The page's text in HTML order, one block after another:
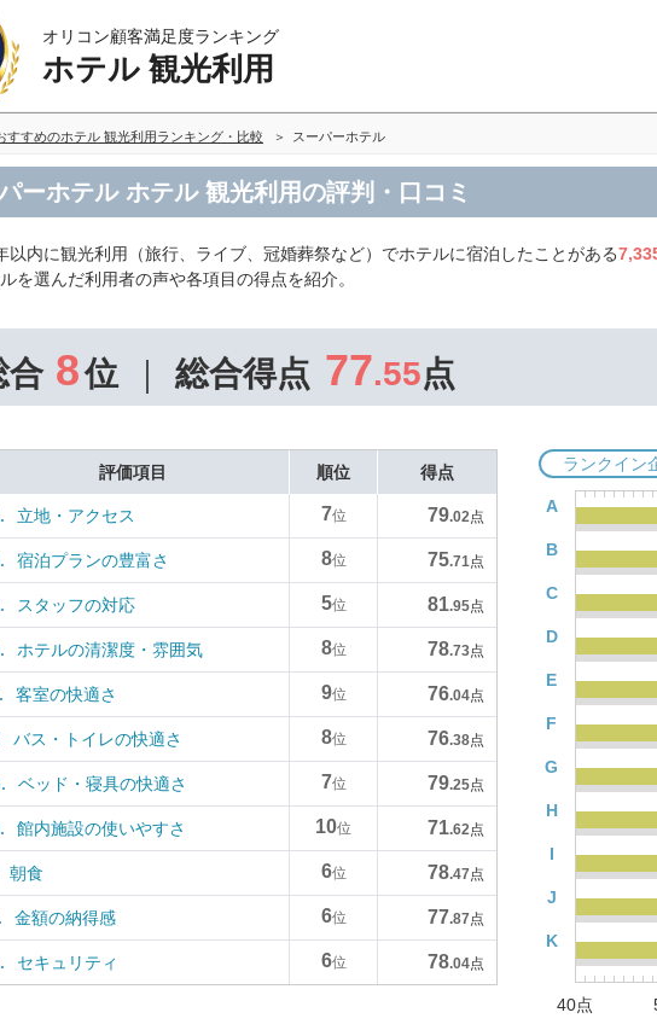
オリコン顧客満足度ランキング
ホテル 観光利用
すすめのホテル 観光利用ランキング・比較 スーパーホテル
ーホテル ホテル 観光利用の評判・口コミ
以内に観光利用（旅行、ライブ、冠婚葬祭など）でホテルに宿泊したことがある
を選んだ利用者の声や各項目の得点を紹介。
合 8位 総合得点 77.55点
評価項目 順位 得点
立地・アクセス 7位 79.02点
宿泊プランの豊富さ 8位 75.71点
スタッフの対応 5位 81.95点
ホテルの清潔度・雰囲気 8位 78.73点
客室の快適さ 9位 76.04点
バス・トイレの快適さ 8位 76.38点
ベッド・寝具の快適さ 7位 79.25点
館内施設の使いやすさ 10位 71.62点
朝食 6位 78.47点
金額の納得感 6位 77.87点
セキュリティ 6位 78.04点
ランクイン
A
B
C
D
E
F
G
H
I
J
K
40点